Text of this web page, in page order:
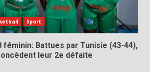
Sport
Battues par Tunisie (43-44),
leur 2e défaite